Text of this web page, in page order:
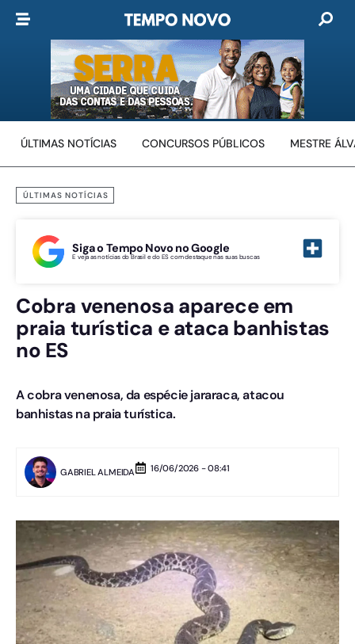
ÚLTIMAS NOTÍCIAS CONCURSOS PÚBLICOS MESTRE
ÚLTIMAS NOTÍCIAS
Siga o Tempo Novo no Google
E veja as notícias do Brasil e do ES com destaque nas suas buscas
Cobra venenosa aparece em
praia turística e ataca banhistas
no ES
A cobra venenosa, da espécie jararaca, atacou
banhistas na praia turística.
GABRIEL ALMEIDA 16/06/2026 - 08:41